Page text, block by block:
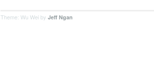
Theme: Wu Wei by Jeff Ngan